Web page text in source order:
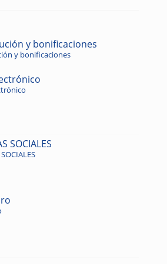
y bonificaciones
y bonificaciones
SOCIALES